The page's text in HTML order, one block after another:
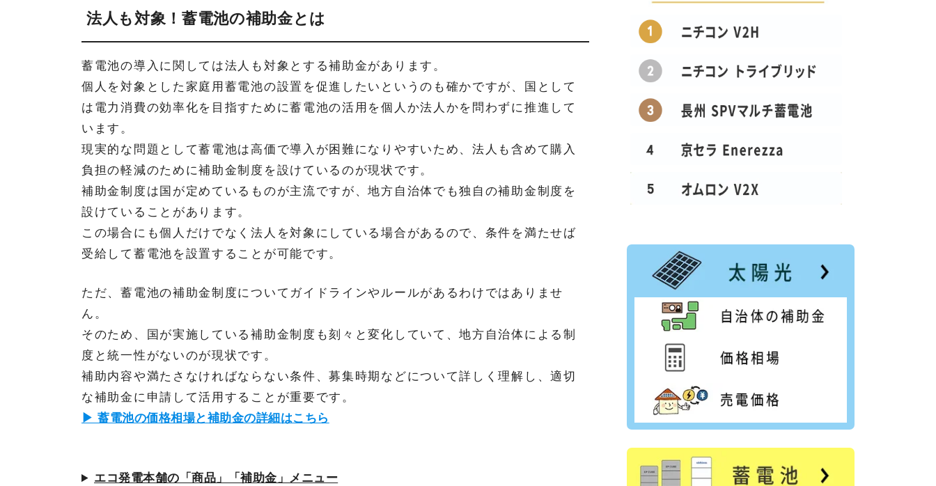
法人も対象！蓄電池の補助金とは
蓄電池の導入に関しては法人も対象とする補助金があります。
個人を対象とした家庭用蓄電池の設置を促進したいというのも確かですが、国として
は電力消費の効率化を目指すために蓄電池の活用を個人か法人かを問わずに推進して
います。
現実的な問題として蓄電池は高価で導入が困難になりやすいため、法人も含めて購入
負担の軽減のために補助金制度を設けているのが現状です。
補助金制度は国が定めているものが主流ですが、地方自治体でも独自の補助金制度を
設けていることがあります。
この場合にも個人だけでなく法人を対象にしている場合があるので、条件を満たせば
受給して蓄電池を設置することが可能です。
ただ、蓄電池の補助金制度についてガイドラインやルールがあるわけではありませ
ん。
そのため、国が実施している補助金制度も刻々と変化していて、地方自治体による制
度と統一性がないのが現状です。
補助内容や満たさなければならない条件、募集時期などについて詳しく理解し、適切
な補助金に申請して活用することが重要です。
▶ 蓄電池の価格相場と補助金の詳細はこちら
エコ発電本舗の「商品」「補助金」メニュー